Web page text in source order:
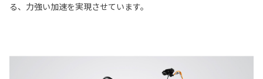
る、力強い加速を実現させています。